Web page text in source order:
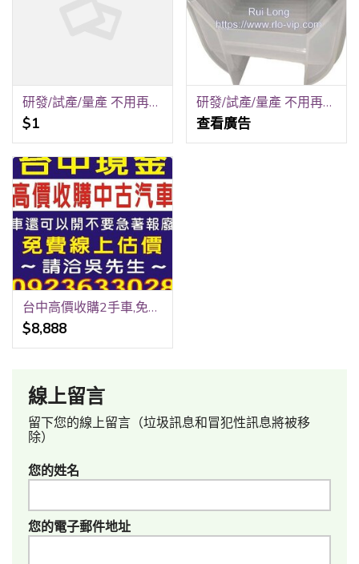
研發/試產/量產 不用再跑五家！銳隆光電一站式全包
$1
研發/試產/量產 不用再跑五家！銳隆光電一站式全包！
查看廣告
台中高價收購2手車,免費線上報價,到府收購,請洽0923-633028吳先生
$8,888
線上留言
留下您的線上留言（垃圾訊息和冒犯性訊息將被移
除）
您的姓名
您的電子郵件地址